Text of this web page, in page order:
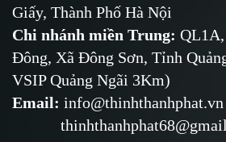
Giấy, Thành Phố Hà Nội
Chi nhánh miền Trung:
Đông, Xã Đông Sơn, Tỉnh
VSIP Quảng Ngãi 3Km)
Email: info@thinhthanhphat.vn